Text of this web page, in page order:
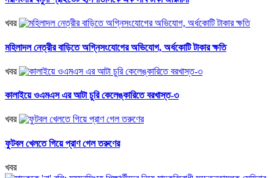
খবর
মহিলাদল নেত্রীর বাড়িতে অগ্নিসংযোগের অভিযোগ, অর্ধকোটি টাকার ক্ষতি
খবর
কালাইয়ে ওএমএস এর আটা চুরি কেলেঙ্কারিতে বরখাস্ত-৩
খবর
ফুটবল খেলতে গিয়ে প্রাণ গেল তরুণের
খবর